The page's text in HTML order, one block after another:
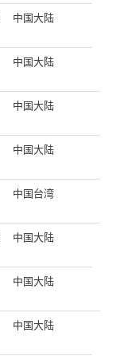
中国大陆
中国大陆
中国大陆
中国大陆
中国台湾
中国大陆
中国大陆
中国大陆